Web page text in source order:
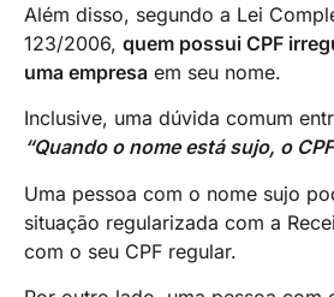
Além disso, segundo a Lei
123/2006, quem possui CPF
uma empresa em seu nome.
Inclusive, uma dúvida comum
“Quando o nome está sujo, o
Uma pessoa com o nome sujo
situação regularizada com a
com o seu CPF regular.